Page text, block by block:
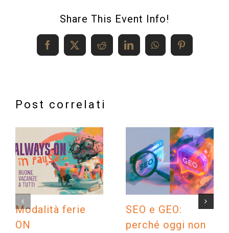
Share This Event Info!
Facebook
X RedditLinkedInWhatsAppPinterest
Post correlati
Modalità ferie
ON
SEO e GEO:
perché oggi non